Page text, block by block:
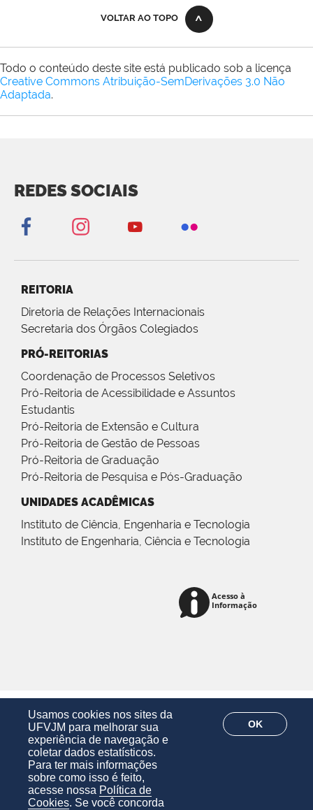
Usamos cookies nos sites da
UFVJM para melhorar sua
experiência de navegação e
coletar dados estatísticos.
Para ter mais informações
sobre como isso é feito,
acesse nossa Política de
Cookies. Se você concorda
OK
VOLTAR AO TOPO
Todo o conteúdo deste site está publicado sob a licença
Creative Commons Atribuição-SemDerivações 3.0 Não
Adaptada.
REDES SOCIAIS
REITORIA
Diretoria de Relações Internacionais
Secretaria dos Órgãos Colegiados
PRÓ-REITORIAS
Coordenação de Processos Seletivos
Pró-Reitoria de Acessibilidade e Assuntos
Estudantis
Pró-Reitoria de Extensão e Cultura
Pró-Reitoria de Gestão de Pessoas
Pró-Reitoria de Graduação
Pró-Reitoria de Pesquisa e Pós-Graduação
UNIDADES ACADÊMICAS
Instituto de Ciência, Engenharia e Tecnologia
Instituto de Engenharia, Ciência e Tecnologia